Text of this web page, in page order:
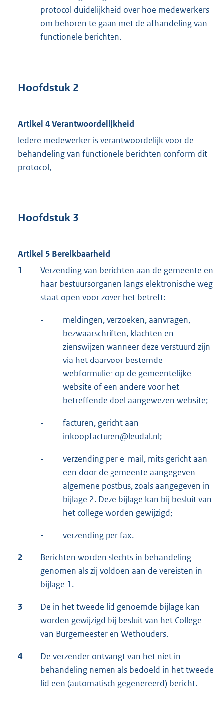
protocol duidelijkheid over hoe medewerkers
om behoren te gaan met de afhandeling van
functionele berichten.
Hoofdstuk 2
Artikel 4 Verantwoordelijkheid
ledere medewerker is verantwoordelijk voor de
behandeling van functionele berichten conform dit
protocol,
Hoofdstuk 3
Artikel 5 Bereikbaarheid
1
Verzending van berichten aan de gemeente en
haar bestuursorganen langs elektronische weg
staat open voor zover het betreft:
-
meldingen, verzoeken, aanvragen,
bezwaarschriften, klachten en
zienswijzen wanneer deze verstuurd zijn
via het daarvoor bestemde
webformulier op de gemeentelijke
website of een andere voor het
betreffende doel aangewezen website;
-
facturen, gericht aan
inkoopfacturen@leudal.nl;
-
verzending per e-mail, mits gericht aan
een door de gemeente aangegeven
algemene postbus, zoals aangegeven in
bijlage 2. Deze bijlage kan bij besluit van
het college worden gewijzigd;
- verzending per fax.
2
Berichten worden slechts in behandeling
genomen als zij voldoen aan de vereisten in
bijlage 1.
3
De in het tweede lid genoemde bijlage kan
worden gewijzigd bij besluit van het College
van Burgemeester en Wethouders.
4
De verzender ontvangt van het niet in
behandeling nemen als bedoeld in het tweede
lid een (automatisch gegenereerd) bericht.